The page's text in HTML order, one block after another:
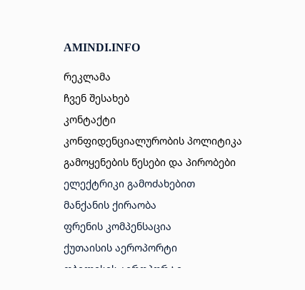
AMINDI.INFO
რეკლამა
ჩვენ შესახებ
კონტაქტი
კონფიდენციალურობის პოლიტიკა
გამოყენების წესები და პირობები
ᲔᲚᲔᲥᲢᲠᲘᲙᲘ ᲒᲐᲛᲝᲫᲐᲮᲔᲑᲘᲗ
ᲛᲐᲜᲥᲐᲜᲘᲡ ᲥᲘᲠᲐᲝᲑᲐ
ᲤᲠᲔᲜᲘᲡ ᲙᲝᲛᲞᲔᲜᲡᲐᲪᲘᲐ
ᲥᲣᲗᲐᲘᲡᲘᲡ ᲐᲔᲠᲝᲞᲝᲠᲢᲘ
ᲗᲑᲘᲚᲘᲡᲘᲡ ᲐᲔᲠᲝᲞᲝᲠᲢᲘ